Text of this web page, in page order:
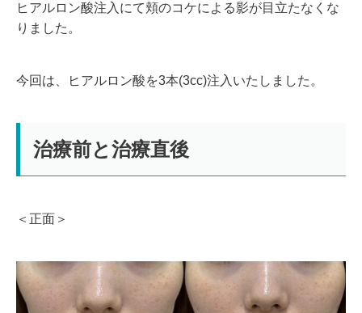
ヒアルロン酸注入にて頬のコケによる影が目立たなくな
りました。
今回は、ヒアルロン酸を3本(3cc)注入いたしました。
治療前と治療直後
＜正面＞